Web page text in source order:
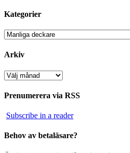
Kategorier
Kategorier
Arkiv
Arkiv
Prenumerera via RSS
Subscribe in a reader
Behov av betaläsare?